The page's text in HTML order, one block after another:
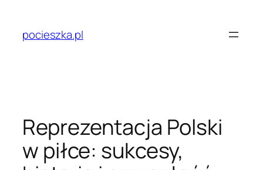
treścipocieszka.pl
Reprezentacja Polski
w piłce: sukcesy,